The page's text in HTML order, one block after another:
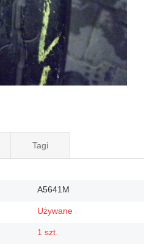
A5641M
Używane
1 szt.
Tagi